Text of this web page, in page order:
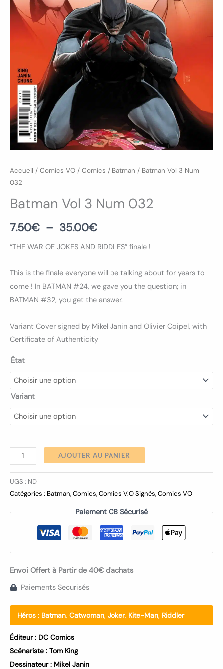
Accueil / Comics VO / Comics / Batman / Batman Vol 3 Num
032
Batman Vol 3 Num 032
7.50€ – 35.00€
“THE WAR OF JOKES AND RIDDLES” finale !
This is the finale everyone will be talking about for years to
come ! In BATMAN #24, we gave you the question; in
BATMAN #32, you get the answer.
Variant Cover signed by Mikel Janin and Olivier Coipel, with
Certificate of Authenticity
État
Variant
AJOUTER AU PANIER
UGS : ND
Catégories : Batman,Comics,Comics V.O Signés,Comics VO
Paiement CB Sécurisé
Envoi Offert à Partir de 40€ d'achats
Paiements Securisés
Héros : Batman, Catwoman, Joker, Kite-Man, Riddler
Éditeur : DC Comics
Scénariste : Tom King
Dessinateur : Mikel Janin